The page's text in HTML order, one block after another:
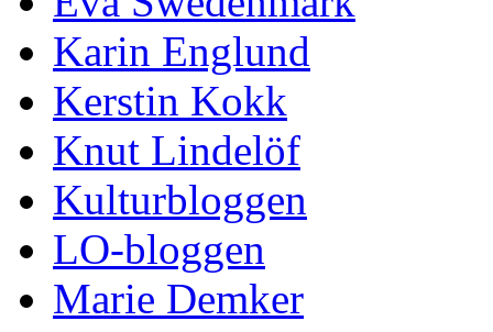
Karin Englund
Kerstin Kokk
Knut Lindelöf
Kulturbloggen
LO-bloggen
Marie Demker